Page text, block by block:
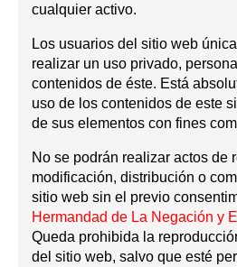
cualquier activo.
Los usuarios del sitio web
realizar un uso privado,
contenidos de éste. Está
uso de los contenidos de este
de sus elementos con fines
No se podrán realizar actos de
modificación, distribución o
sitio web sin el previo
Hermandad de La Negación y
Queda prohibida la
del sitio web, salvo que esté